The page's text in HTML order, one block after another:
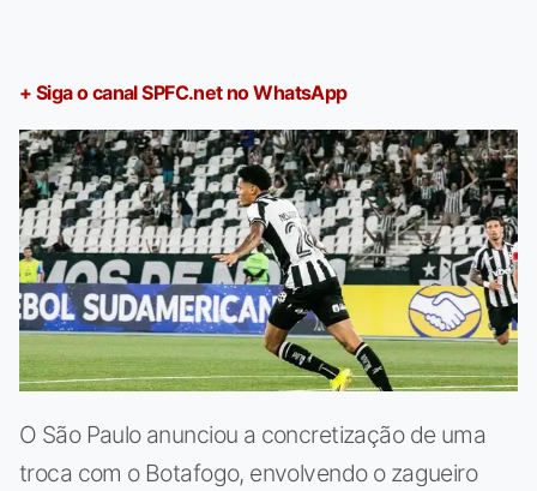
+ Siga o canal SPFC.net no WhatsApp
O São Paulo anunciou a concretização de uma
troca com o Botafogo, envolvendo o zagueiro